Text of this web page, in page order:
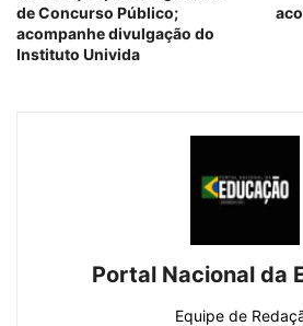
de Concurso Público;
acompanhe divulgação do
Instituto Univida
Portal Nacional da
Equipe de